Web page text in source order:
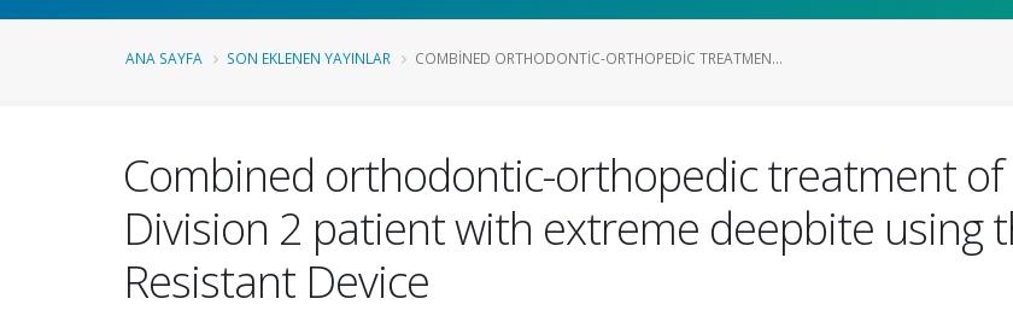
ANA SAYFA SON EKLENEN YAYINLAR COMBINED ORTHODONTIC-ORTHOPEDIC TREATMEN...
Combined orthodontic-orthopedic treatment of
Division 2 patient with extreme deepbite using
Resistant Device